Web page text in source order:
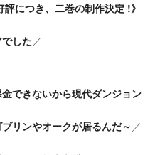
につき、二巻の制作決定 !》
した／
できないから現代ダンジョン
リンやオークが居るんだ～ ／